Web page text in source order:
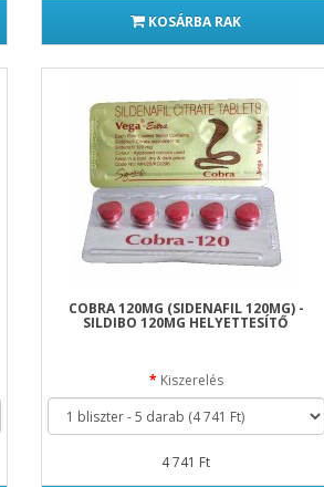
KOSÁRBA RAK
COBRA 120MG (SIDENAFIL 120MG) -
SILDIBO 120MG HELYETTESÍTŐ
Kiszerelés
4 741 Ft